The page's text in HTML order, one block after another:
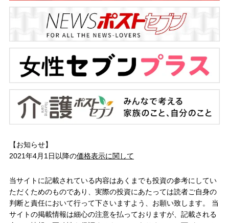
【お知らせ】
2021年4月1日以降の価格表示に関して
当サイトに記載されている内容はあくまでも投資の参考にしてい
ただくためのものであり、実際の投資にあたっては読者ご自身の
判断と責任において行って下さいますよう、お願い致します。 当
サイトの掲載情報は細心の注意を払っておりますが、記載される